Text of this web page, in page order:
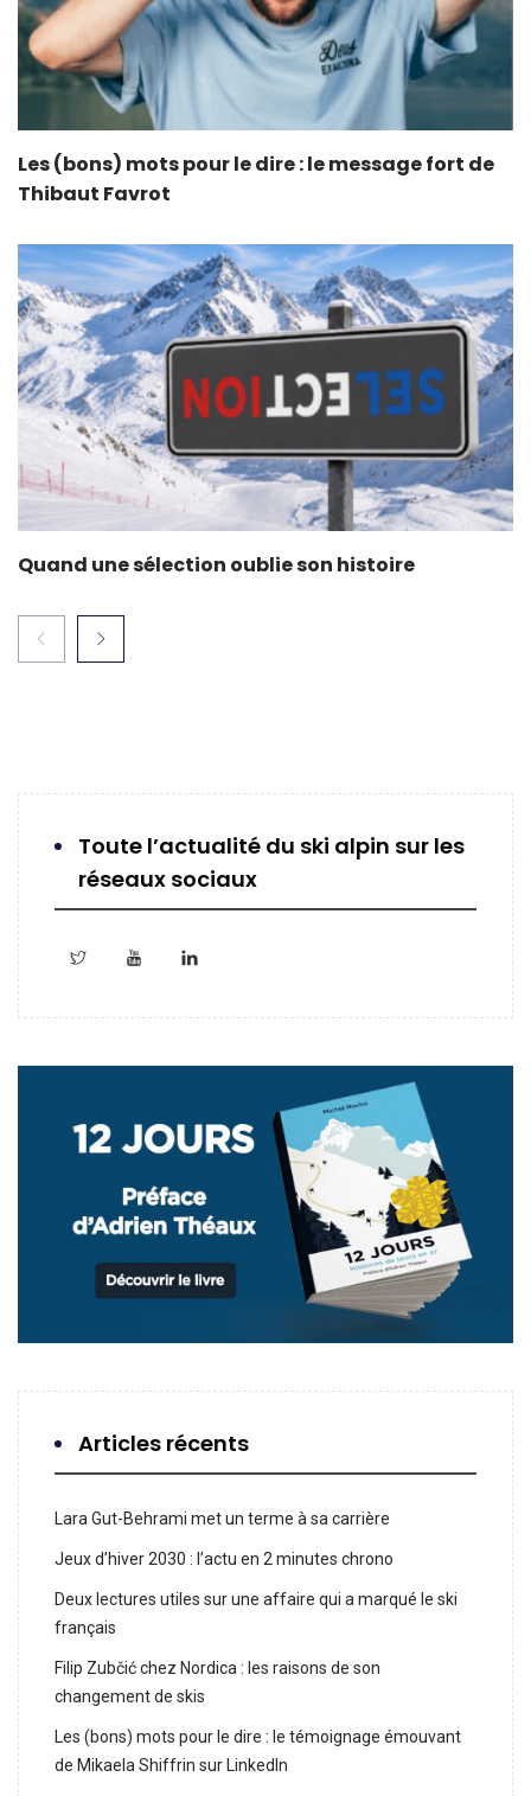
Les (bons) mots pour le dire : le message fort de
Thibaut Favrot
Quand une sélection oublie son histoire
Toute l’actualité du ski alpin sur les
réseaux sociaux
Articles récents
Lara Gut-Behrami met un terme à sa carrière
Jeux d’hiver 2030 : l’actu en 2 minutes chrono
Deux lectures utiles sur une affaire qui a marqué le ski
français
Filip Zubčić chez Nordica : les raisons de son
changement de skis
Les (bons) mots pour le dire : le témoignage émouvant
de Mikaela Shiffrin sur LinkedIn